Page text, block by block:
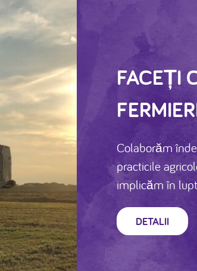
FACEȚI
Colaborăm
practicile
implicăm în
DETALII